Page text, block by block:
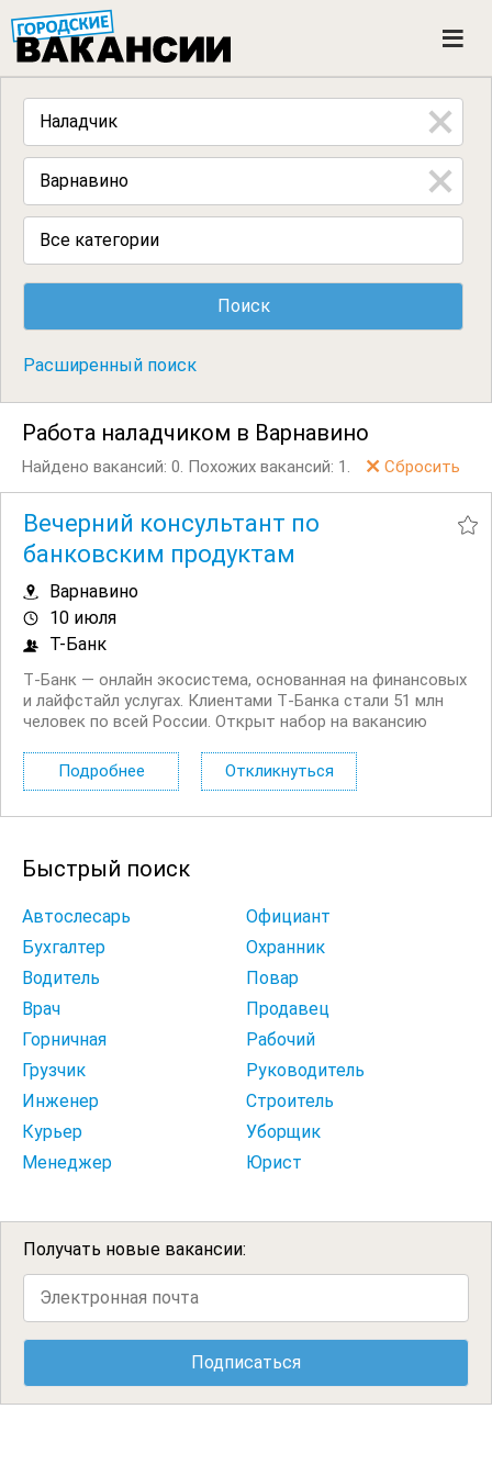
n
Все категории
Расширенный поиск
Работа наладчиком в Варнавино
Найдено вакансий: 0. Похожих вакансий: 1. Сбросить
Вечерний консультант по
банковским продуктам
Варнавино
10 июля
Т-Банк
Т‑Банк — онлайн экосистема, основанная на финансовых
и лайфстайл услугах. Клиентами Т‑Банка стали 51 млн
человек по всей России. Открыт набор на вакансию
будете делать: Консультировать клиентов по
депозитным продуктам на входящих звонках...
Подробнее Откликнуться
Быстрый поиск
Автослесарь
Официант
Бухгалтер
Охранник
Водитель
Повар
Врач
Продавец
Горничная
Рабочий
Грузчик
Руководитель
Инженер
Строитель
Курьер
Уборщик
Менеджер
Юрист
Получать новые вакансии: